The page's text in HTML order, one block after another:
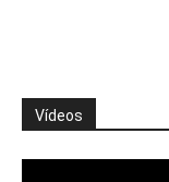
Vídeos